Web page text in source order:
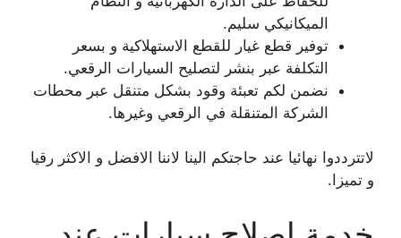
الميكانيكي سليم.
توفير قطع غيار للقطع الاستهلاكية و بسعر
التكلفة عبر بنشر لتصليح السيارات الرقعي.
نضمن لكم تعبئة وقود بشكل متنقل عبر محطات
الشركة المتنقلة في الرقعي وغيرها.
لاتترددوا نهائيا عند حاجتكم الينا لاننا الافضل و الاكثر رقيا
و تميزا.